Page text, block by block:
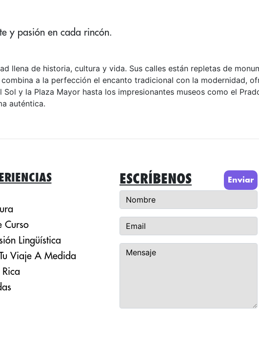
y pasión en cada rincón.
llena de historia, cultura y vida. Sus calles están repletas de
a la perfección el encanto tradicional con la modernidad,
y la Plaza Mayor hasta los impresionantes museos como el
auténtica.
Curso
Lingüística
Viaje A Medida
ESCRÍBENOS Enviar